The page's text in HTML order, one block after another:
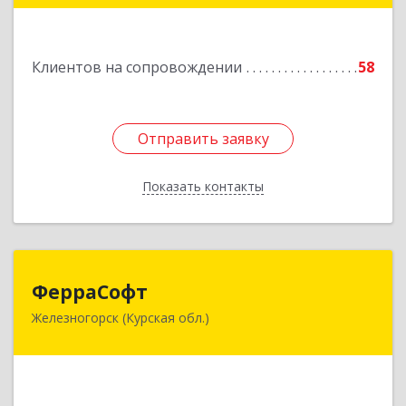
Клиентов на сопровождении 58
Отправить заявку
Показать контакты
Отправить заявку
Назад
ФерраСофт
Железногорск (Курская обл.)
307179, Курская обл, Железногорск г, Ленина ул,